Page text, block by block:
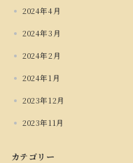
2024年4月
2024年3月
2024年2月
2024年1月
2023年12月
2023年11月
カテゴリー